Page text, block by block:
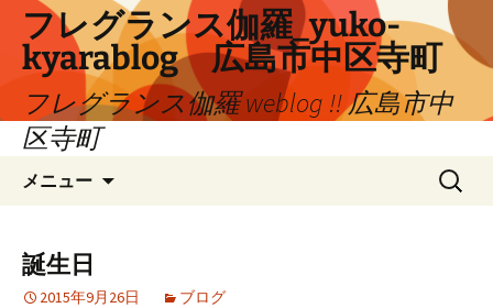
ツ
フレグランス伽羅_yuko-
kyarablog 広島市中区寺町
フレグランス伽羅 weblog !! 広島市中
区寺町
メニュー
検
索:
誕生日
2015年9月26日 ブログ